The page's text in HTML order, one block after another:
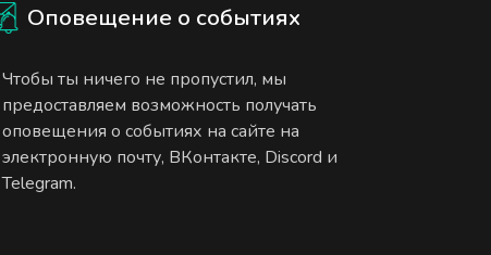
Оповещение о событиях
Чтобы ты ничего не пропустил, мы
предоставляем возможность получать
оповещения о событиях на сайте на
электронную почту, ВКонтакте, Discord и
Telegram.